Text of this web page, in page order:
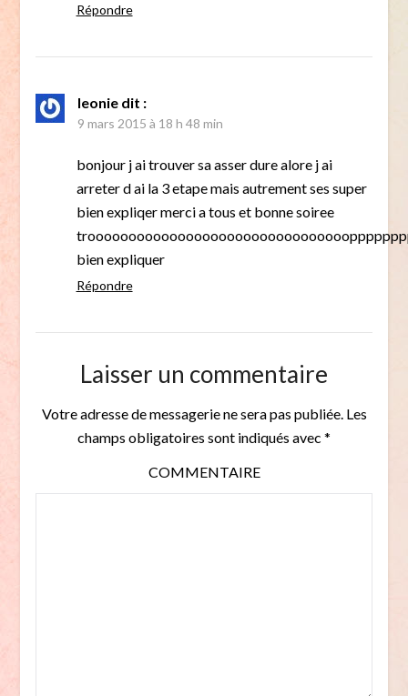
Répondre
leonie dit :
9 mars 2015 à 18 h 48 min
bonjour j ai trouver sa asser dure alore j ai
arreter d ai la 3 etape mais autrement ses super
bien expliqer merci a tous et bonne soiree
bien expliquer
Répondre
Laisser un commentaire
Votre adresse de messagerie ne sera pas publiée. Les
champs obligatoires sont indiqués avec *
COMMENTAIRE